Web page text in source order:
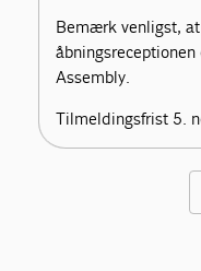
Bemærk venligst,
Assembly.
Tilmeldingsfrist 5.